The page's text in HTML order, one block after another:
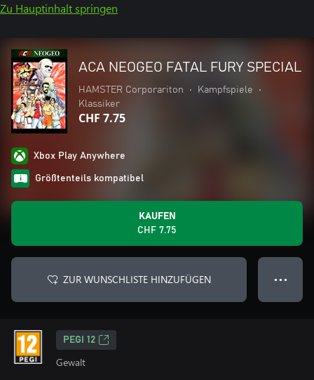
Zu Hauptinhalt springen
ACA NEOGEO FATAL FURY SPECIAL
HAMSTER Corporariton • Kampfspiele
•
Klassiker
CHF 7.75
Xbox Play Anywhere
Größtenteils kompatibel
KAUFEN
CHF 7.75
ZUR WUNSCHLISTE HINZUFÜGEN ● ● ●
PEGI 12
Gewalt